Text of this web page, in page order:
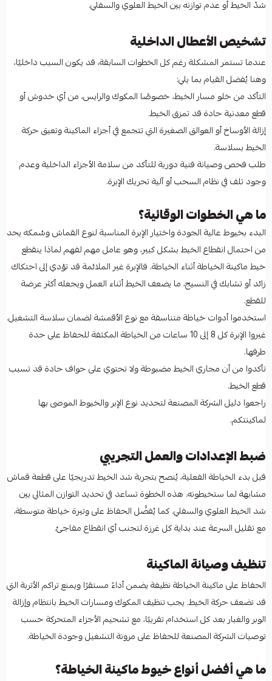
شدّ الخيط أو عدم توازنه بين الخيط العلوي والسفلي.
تشخيص الأعطال الداخلية
عندما تستمر المشكلة رغم كل الخطوات السابقة، قد يكون السبب داخليًا،
وهنا يُفضل القيام بما يلي:
التأكد من خلو مسار الخيط، خصوصًا المكوك والرايس، من أي خدوش أو
قطع معدنية حادة قد تمزق الخيط.
إزالة الأوساخ أو العوالق الصغيرة التي تتجمع في أجزاء الماكينة وتعيق حركة
الخيط بسلاسة.
طلب فحص وصيانة فنية دورية للتأكد من سلامة الأجزاء الداخلية وعدم
وجود تلف في نظام السحب أو آلية تحريك الإبرة.
ما هي الخطوات الوقائية؟
البدء بخيوط عالية الجودة واختيار الإبرة المناسبة لنوع القماش وسُمكه يحد
من احتمال انقطاع الخيط بشكل كبير، وهو عامل مهم لفهم لماذا ينقطع
خيط ماكينة الخياطة أثناء الخياطة. فالإبرة غير الملائمة قد تؤدي إلى احتكاك
زائد أو تشابك في النسيج، ما يضعف الخيط أثناء العمل ويجعله أكثر عرضة
للقطع.
استخدموا أدوات خياطة متناسقة مع نوع الأقمشة لضمان سلاسة التشغيل.
غيروا الإبرة كل 8 إلى 10 ساعات من الخياطة المكثفة للحفاظ على حدة
طرفها.
تأكدوا من أن مجاري الخيط مضبوطة ولا تحتوي على حواف حادة قد تسبب
قطع الخيط.
راجعوا دليل الشركة المصنعة لتحديد نوع الإبر والخيوط الموصى بها
لماكينتكم.
ضبط الإعدادات والعمل التجريبي
قبل بدء الخياطة الفعلية، يُنصح بتجربة شد الخيط تدريجيًا على قطعة قماش
مشابهة لما ستخيطونه. هذه الخطوة تساعد في تحديد التوازن المثالي بين
شد الخيط العلوي والسفلي. كما يُفضَّل الحفاظ على وتيرة خياطة متوسطة،
مع تقليل السرعة عند بداية كل غرزة لتجنب أي انقطاع مفاجئ.
تنظيف وصيانة الماكينة
الحفاظ على ماكينة الخياطة نظيفة يضمن أداءً مستقرًا ويمنع تراكم الأتربة التي
قد تضعف حركة الخيط. يجب تنظيف المكوك ومسارات الخيط بانتظام وإزالة
الوبر والغبار بعد كل استخدام تقريبًا، مع تشحيم الأجزاء المتحركة حسب
توصيات الشركة المصنعة للحفاظ على مرونة التشغيل وجودة الخياطة.
ما هي أفضل أنواع خيوط ماكينة الخياطة؟